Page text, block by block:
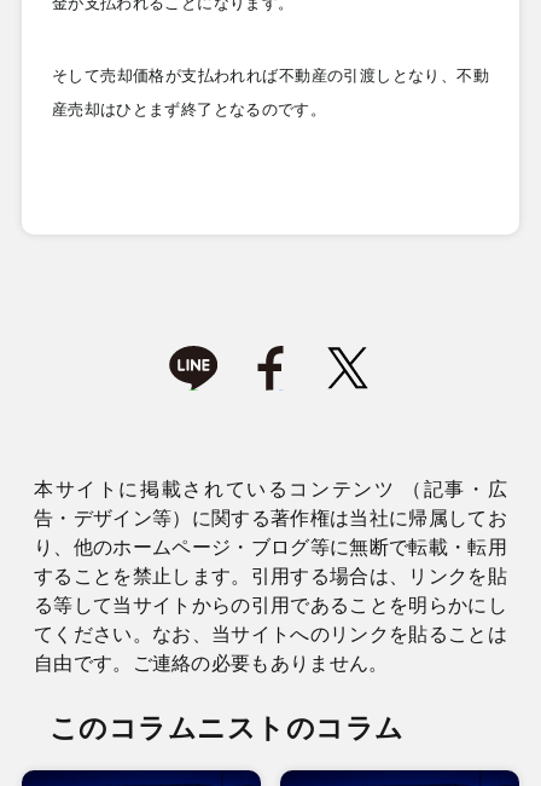
そして売却価格が支払われれば不動産の引渡しとなり、不動
産売却はひとまず終了となるのです。
本サイトに掲載されているコンテンツ （記事・広
告・デザイン等）に関する著作権は当社に帰属してお
り、他のホームページ・ブログ等に無断で転載・転用
することを禁止します。引用する場合は、リンクを貼
る等して当サイトからの引用であることを明らかにし
てください。なお、当サイトへのリンクを貼ることは
自由です。ご連絡の必要もありません。
このコラムニストのコラム